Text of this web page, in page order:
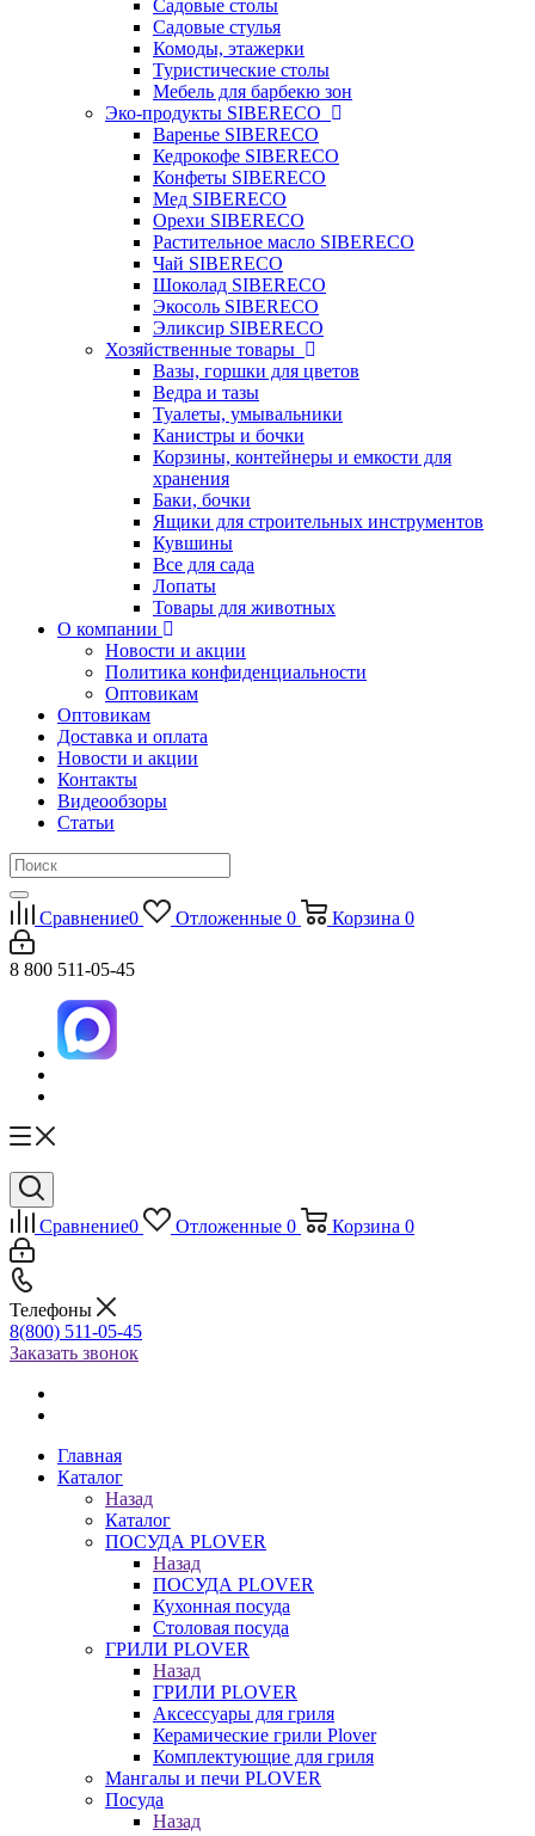
Садовые столы
Садовые стулья
Комоды, этажерки
Туристические столы
Мебель для барбекю зон
Эко-продукты SIBERECO
Варенье SIBERECO
Кедрокофе SIBERECO
Конфеты SIBERECO
Мед SIBERECO
Орехи SIBERECO
Растительное масло SIBERECO
Чай SIBERECO
Шоколад SIBERECO
Экосоль SIBERECO
Эликсир SIBERECO
Хозяйственные товары
Вазы, горшки для цветов
Ведра и тазы
Туалеты, умывальники
Канистры и бочки
Корзины, контейнеры и емкости для
хранения
Баки, бочки
Ящики для строительных инструментов
Кувшины
Все для сада
Лопаты
Товары для животных
О компании
Новости и акции
Политика конфиденциальности
Оптовикам
Оптовикам
Доставка и оплата
Новости и акции
Контакты
Видеообзоры
Статьи
Сравнение0 Отложенные 0 Корзина 0
8 800 511-05-45
Сравнение0 Отложенные 0 Корзина 0
Телефоны
8(800) 511-05-45
Заказать звонок
Главная
Каталог
Назад
Каталог
ПОСУДА PLOVER
Назад
ПОСУДА PLOVER
Кухонная посуда
Столовая посуда
ГРИЛИ PLOVER
Назад
ГРИЛИ PLOVER
Аксессуары для гриля
Керамические грили Plover
Комплектующие для гриля
Мангалы и печи PLOVER
Посуда
Назад